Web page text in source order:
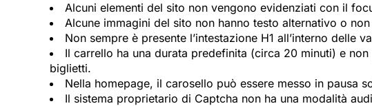
Alcuni elementi del sito non vengono evidenziati con il
Alcune immagini del sito non hanno testo alternativo o
Non sempre è presente l’intestazione H1 all’interno delle
Il carrello ha una durata predefinita (circa 20 minuti) e
biglietti.
Nella homepage, il carosello può essere messo in pausa
Il sistema proprietario di Captcha non ha una modalità